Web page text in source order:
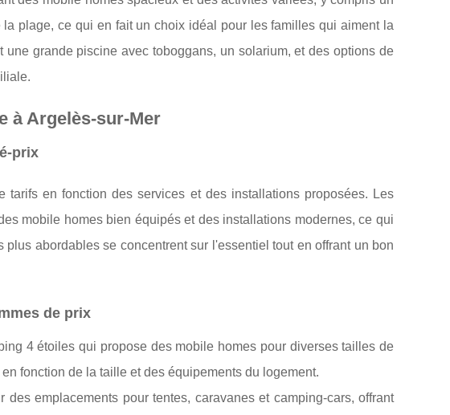
plage, ce qui en fait un choix idéal pour les familles qui aiment la
grande piscine avec toboggans, un solarium, et des options de
à Argelès-sur-Mer
prix
tarifs en fonction des services et des installations proposées. Les
mobile homes bien équipés et des installations modernes, ce qui
abordables se concentrent sur l'essentiel tout en offrant un bon
de prix
4 étoiles qui propose des mobile homes pour diverses tailles de
fonction de la taille et des équipements du logement.
emplacements pour tentes, caravanes et camping-cars, offrant